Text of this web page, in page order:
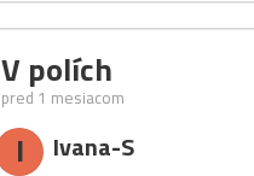
V polích
pred 1 mesiacom
I Ivana-S